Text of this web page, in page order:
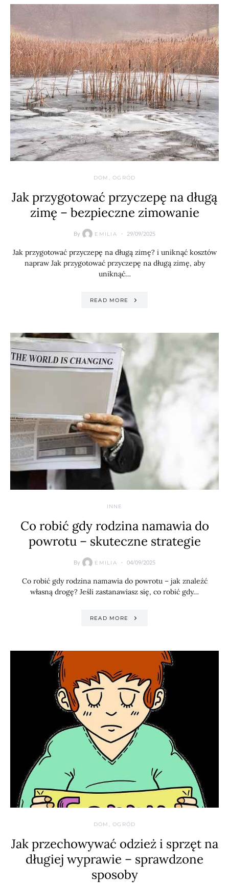
DOM, OGRÓD
Jak przygotować przyczepę na długą
zimę – bezpieczne zimowanie
By EMILIA 29/09/2025
Jak przygotować przyczepę na długą zimę? i uniknąć kosztów
napraw Jak przygotować przyczepę na długą zimę, aby
uniknąć…
READ MORE
INNE
Co robić gdy rodzina namawia do
powrotu – skuteczne strategie
By EMILIA 04/09/2025
Co robić gdy rodzina namawia do powrotu – jak znaleźć
własną drogę? Jeśli zastanawiasz się, co robić gdy…
READ MORE
DOM, OGRÓD
Jak przechowywać odzież i sprzęt na
długiej wyprawie – sprawdzone
sposoby